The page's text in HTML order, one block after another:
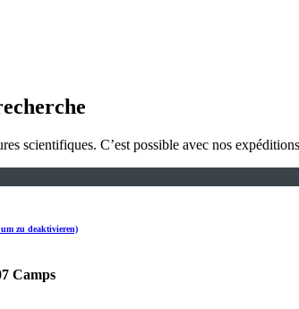
scientifiques. C’est possible avec nos
zu deaktivieren)
Camps